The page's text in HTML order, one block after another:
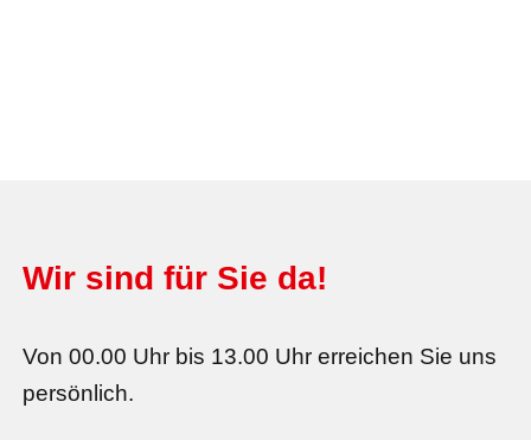
Wir sind für Sie da!
Von 00.00 Uhr bis 13.00 Uhr erreichen Sie uns
persönlich.